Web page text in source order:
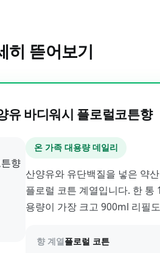
히 뜯어보기
유 바디워시 플로럴코튼향
온 가족 대용량 데일리
산양유와 유단백질을 넣은 약
플로럴 코튼 계열입니다. 한 통
용량이 가장 크고 900ml 리필
향 계열플로럴 코튼